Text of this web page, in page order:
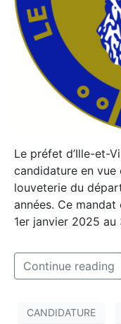
Le préfet d’Ille-et-
candidature en vue
louveterie du
années. Ce
1er janvier 2025
Continue reading
CANDIDATURE